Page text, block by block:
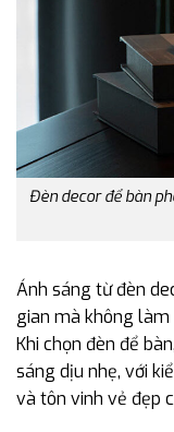
Đèn decor để bàn
Ánh sáng từ đèn
gian mà không
Khi chọn đèn để
sáng dịu nhẹ, với
và tôn vinh vẻ đẹp